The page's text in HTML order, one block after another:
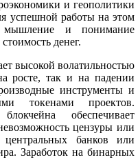
и геополитики
успешной работы на этом
мышление и понимание
денег.
высокой волатильностью
росте, так и на падении
инструменты и
токенами проектов.
обеспечивает
цензуры или
банков или
Заработок на бинарных